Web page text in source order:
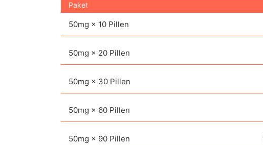
Paket
50mg × 10 Pillen
50mg × 20 Pillen
50mg × 30 Pillen
50mg × 60 Pillen
50mg × 90 Pillen